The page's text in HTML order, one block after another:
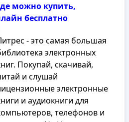
можно купить,
бесплатно
- это самая большая
электронных
Покупай, скачивай,
и слушай
электронные
и аудиокниги для
телефонов и